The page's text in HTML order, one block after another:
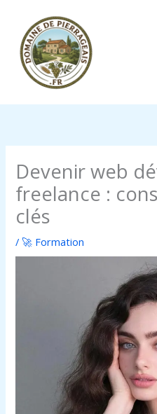
contenu
Devenir web
freelance :
clés
/ 🚀 Formation